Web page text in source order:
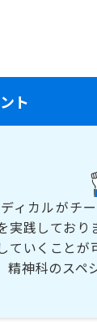
ト
ィカルがチ
実践してお
ていくこと
精神科のス